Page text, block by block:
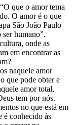
que o amor tema
O amor é o que
São João Paulo
humano”.
onde as
em encontrar as
naquele amor
que pode obter e
amor total,
tem por nós.
no que está em
é conhecido às